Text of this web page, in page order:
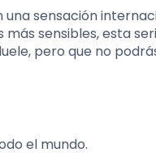
sensación
sensibles, esta
pero que no
el mundo.